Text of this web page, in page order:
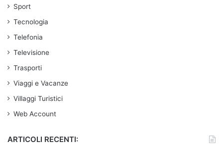
Sport
Tecnologia
Telefonia
Televisione
Trasporti
Viaggi e Vacanze
Villaggi Turistici
Web Account
ARTICOLI RECENTI: